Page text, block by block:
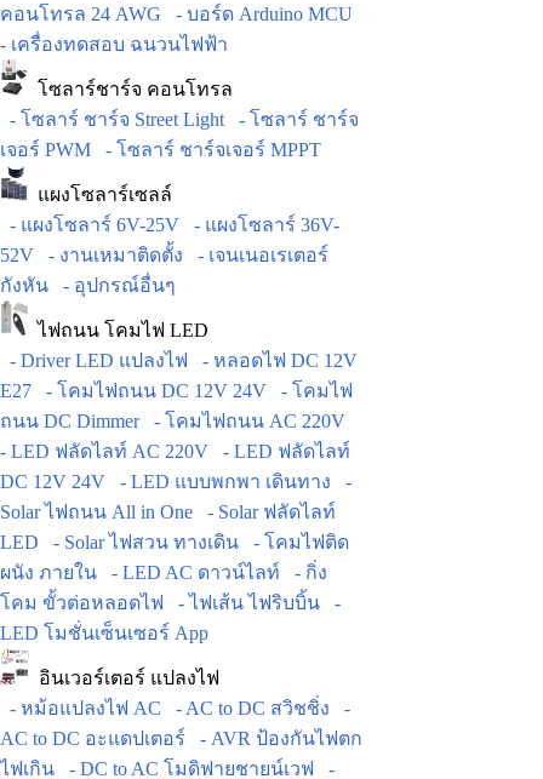
คอนโทรล 24 AWG
- บอร์ด Arduino MCU
- เครื่องทดสอบ ฉนวนไฟฟ้า
โซลาร์ชาร์จ คอนโทรล
- โซลาร์ ชาร์จ Street Light
- โซลาร์ ชาร์จ
เจอร์ PWM
- โซลาร์ ชาร์จเจอร์ MPPT
แผงโซลาร์เซลล์
- แผงโซลาร์ 6V-25V
- แผงโซลาร์ 36V-
52V
- งานเหมาติดตั้ง
- เจนเนอเรเตอร์
กังหัน
- อุปกรณ์อื่นๆ
ไฟถนน โคมไฟ LED
- Driver LED แปลงไฟ
- หลอดไฟ DC 12V
E27
- โคมไฟถนน DC 12V 24V
- โคมไฟ
ถนน DC Dimmer
- โคมไฟถนน AC 220V
- LED ฟลัดไลท์ AC 220V
- LED ฟลัดไลท์
DC 12V 24V
- LED แบบพกพา เดินทาง
-
Solar ไฟถนน All in One
- Solar ฟลัดไลท์
LED
- Solar ไฟสวน ทางเดิน
- โคมไฟติด
ผนัง ภายใน
- LED AC ดาวน์ไลท์
- กิ่ง
โคม ขั้วต่อหลอดไฟ
- ไฟเส้น ไฟริบบิ้น
-
LED โมชั่นเซ็นเซอร์ App
อินเวอร์เตอร์ แปลงไฟ
- หม้อแปลงไฟ AC
- AC to DC สวิชชิ่ง
-
AC to DC อะแดปเตอร์
- AVR ป้องกันไฟตก
ไฟเกิน
- DC to AC โมดิฟายชายน์เวฟ -